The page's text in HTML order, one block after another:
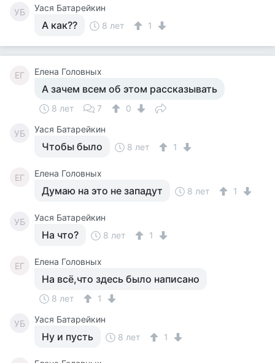
УБ Уася Батарейкин
А как?? 8 лет 1
ЕГ Елена Головных
А зачем всем об этом рассказывать
8 лет 7 0
УБ Уася Батарейкин
Чтобы было 8 лет 1
ЕГ Елена Головных
Думаю на это не западут 8 лет 1
УБ Уася Батарейкин
На что? 8 лет 1
ЕГ Елена Головных
На всё,что здесь было написано
8 лет 1
УБ Уася Батарейкин
Ну и пусть 8 лет 1